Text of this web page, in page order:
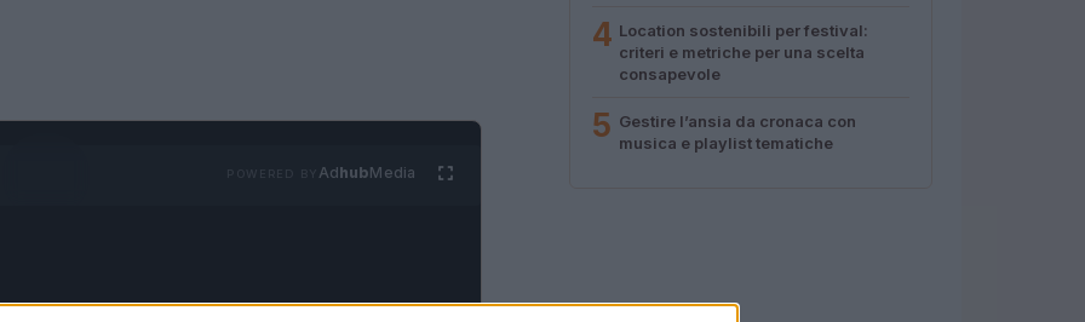
AdhubMedia
4 Location sostenibili per festival:
criteri e metriche per una scelta
consapevole
5 Gestire l’ansia da cronaca con
musica e playlist tematiche